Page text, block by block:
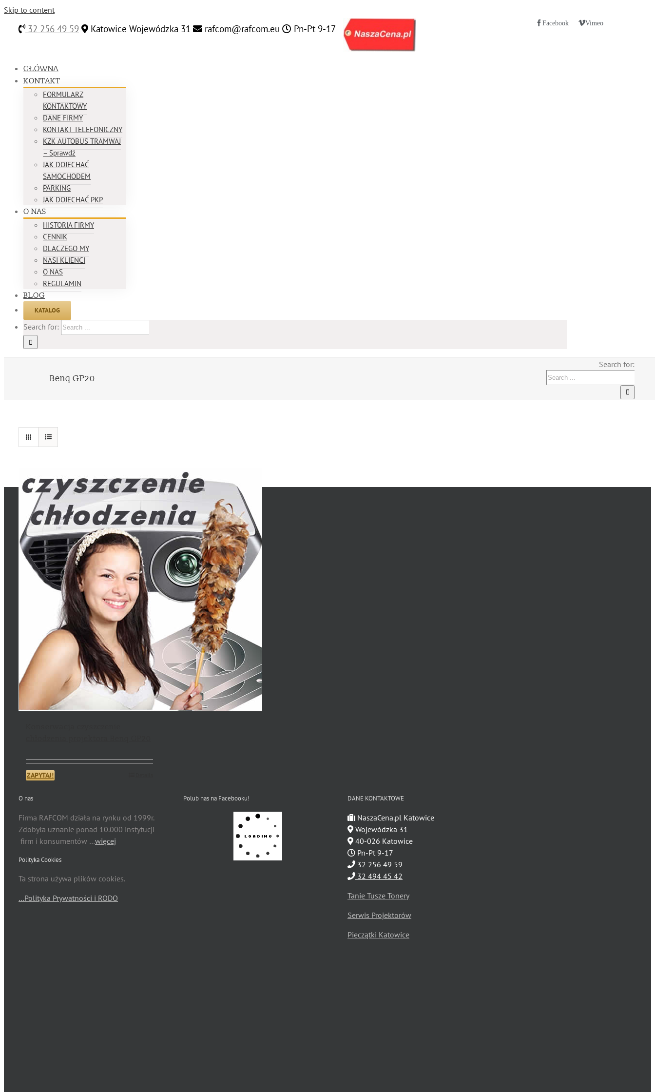
Skip to content
32 256 49 59 Katowice Wojewódzka 31 rafcom@rafcom.eu Pn-Pt 9-17 Facebook Vimeo
GŁÓWNA
KONTAKT
FORMULARZ
KONTAKTOWY
DANE FIRMY
KONTAKT TELEFONICZNY
KZK AUTOBUS TRAMWAJ
– Sprawdź
JAK DOJECHAĆ
SAMOCHODEM
PARKING
JAK DOJECHAĆ PKP
O NAS
HISTORIA FIRMY
CENNIK
DLACZEGO MY
NASI KLIENCI
O NAS
REGULAMIN
BLOG
KATALOG
Search for:
Benq GP20
Search for:
ZAPYTAJ!
O nas
Firma RAFCOM działa na rynku od 1999r.
Zdobyła uznanie ponad 10.000 instytucji
firm i konsumentów …więcej
Polityka Cookies
Ta strona używa plików cookies.
…Polityka Prywatności i RODO
Polub nas na Facebooku! DANE KONTAKTOWE
NaszaCena.pl Katowice
Wojewódzka 31
40-026 Katowice
Pn-Pt 9-17
32 256 49 59
32 494 45 42
Tanie Tusze Tonery
Serwis Projektorów
Pieczątki Katowice